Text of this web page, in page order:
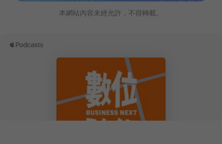
本網站內容未經允許，不得轉載。